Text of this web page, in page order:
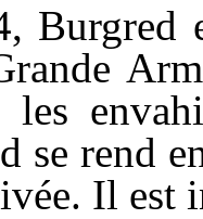
Burgred
les
se rend
Il est